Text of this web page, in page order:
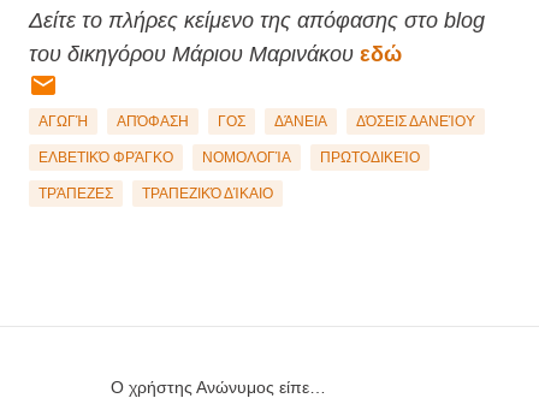
Δείτε το πλήρες κείμενο της απόφασης στο blog
του δικηγόρου Μάριου Μαρινάκου εδώ
ΑΓΩΓΉ ΑΠΌΦΑΣΗ ΓΟΣ ΔΆΝΕΙΑ ΔΌΣΕΙΣ ΔΑΝΕΊΟΥ
ΕΛΒΕΤΙΚΌ ΦΡΆΓΚΟ ΝΟΜΟΛΟΓΊΑ ΠΡΩΤΟΔΙΚΕΊΟ
ΤΡΆΠΕΖΕΣ ΤΡΑΠΕΖΙΚΌ ΔΊΚΑΙΟ
Ο χρήστης Ανώνυμος είπε…